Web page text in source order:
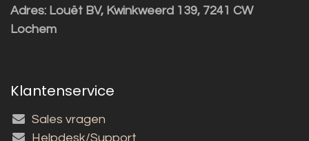
Adres: Louët BV, Kwinkweerd 139, 7241 CW
Lochem
Klantenservice
Sales vragen
Helpdesk/Support